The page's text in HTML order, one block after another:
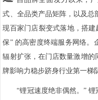
式、全品类产品矩阵，以及总
现百家门店裂变式落地，搭
保” 的高密度终端服务网络。
辐射扩张，在门店数量激增
牌影响力稳步跻身行业第一梯
“锂冠速度绝非偶然。”